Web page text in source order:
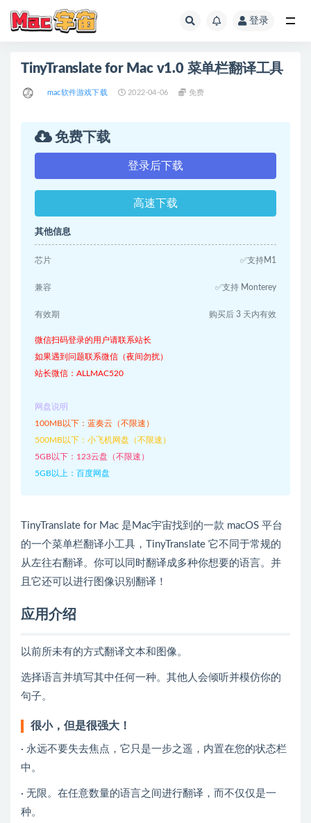
登录
TinyTranslate for Mac v1.0 菜单栏翻译工具
mac软件游戏下载 2022-04-06 免费
免费下载
登录后下载
高速下载
其他信息
芯片 ✅支持M1
兼容 ✅支持 Monterey
有效期 购买后 3 天内有效
微信扫码登录的用户请联系站长
如果遇到问题联系微信（夜间勿扰）
站长微信：ALLMAC520
网盘说明
100MB以下：蓝奏云（不限速）
500MB以下：小飞机网盘（不限速）
5GB以下：123云盘（不限速）
5GB以上：百度网盘
TinyTranslate for Mac 是Mac宇宙找到的一款 macOS 平台
的一个菜单栏翻译小工具，TinyTranslate 它不同于常规的
从左往右翻译。你可以同时翻译成多种你想要的语言。并
且它还可以进行图像识别翻译！
应用介绍
以前所未有的方式翻译文本和图像。
选择语言并填写其中任何一种。其他人会倾听并模仿你的
句子。
很小，但是很强大！
· 永远不要失去焦点，它只是一步之遥，内置在您的状态栏
中。
· 无限。在任意数量的语言之间进行翻译，而不仅仅是一
种。